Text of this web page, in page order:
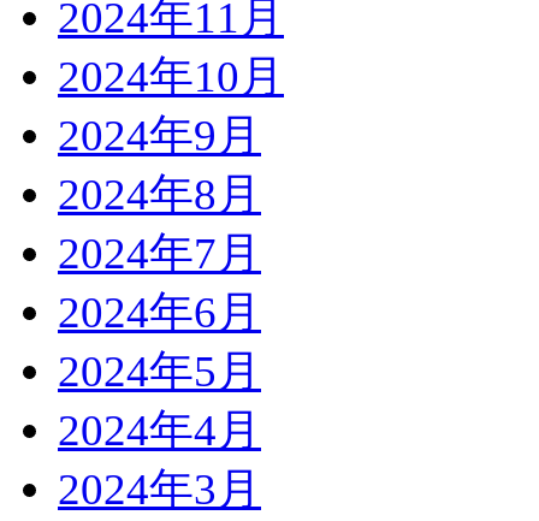
2024年11月
2024年10月
2024年9月
2024年8月
2024年7月
2024年6月
2024年5月
2024年4月
2024年3月